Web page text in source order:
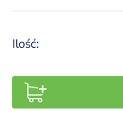
Ilość: